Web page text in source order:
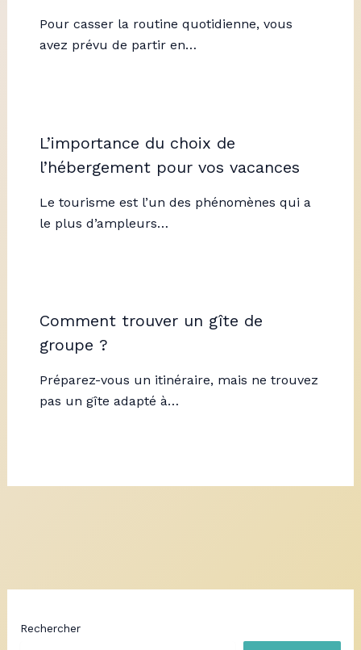
Pour casser la routine quotidienne, vous
avez prévu de partir en…
L’importance du choix de
l’hébergement pour vos vacances
Le tourisme est l’un des phénomènes qui a
le plus d’ampleurs…
Comment trouver un gîte de
groupe ?
Préparez-vous un itinéraire, mais ne trouvez
pas un gîte adapté à…
Rechercher